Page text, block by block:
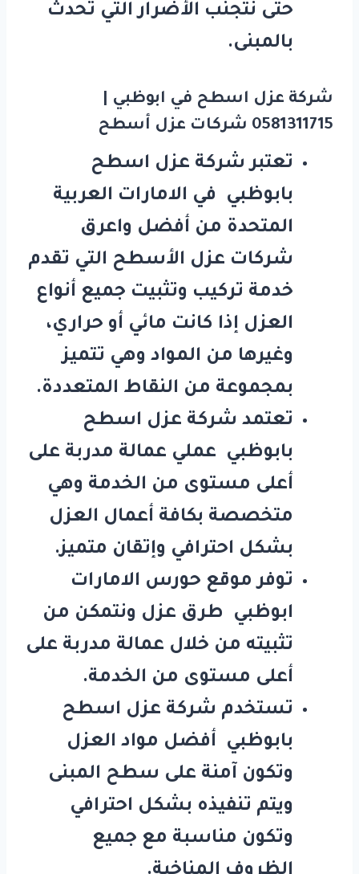
حتى نتجنب الأضرار التي تحدث
بالمبنى.
شركة عزل اسطح في ابوظبي |
0581311715 شركات عزل
أسطح
تعتبر شركة عزل اسطح
بابوظبي في الامارات العربية
المتحدة من أفضل واعرق
شركات عزل الأسطح التي تقدم
خدمة تركيب وتثبيت جميع أنواع
العزل إذا كانت مائي أو حراري،
وغيرها من المواد وهي تتميز
بمجموعة من النقاط المتعددة.
تعتمد شركة عزل اسطح
بابوظبي عملي عمالة مدربة على
أعلى مستوى من الخدمة وهي
متخصصة بكافة أعمال العزل
بشكل احترافي وإتقان متميز.
توفر موقع حورس الامارات
ابوظبي طرق عزل ونتمكن من
تثبيته من خلال عمالة مدربة على
أعلى مستوى من الخدمة.
تستخدم شركة عزل اسطح
بابوظبي أفضل مواد العزل
وتكون آمنة على سطح المبنى
ويتم تنفيذه بشكل احترافي
وتكون مناسبة مع جميع